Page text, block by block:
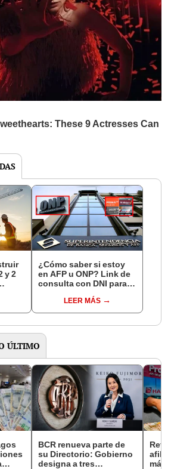
y 2
¿Cómo saber si estoy
en AFP u ONP? Link de
consulta con DNI para
pensiones estás
LEER MÁS
ÚLTIMO
BCR renueva parte de
su Directorio: Gobierno
designa a tres
más